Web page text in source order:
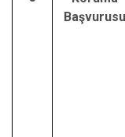
Başvurusu